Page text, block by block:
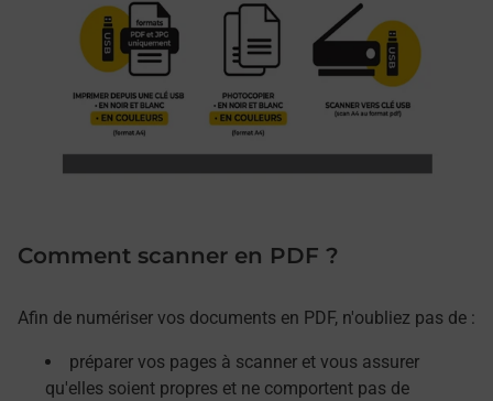
Comment scanner en PDF ?
Afin de numériser vos documents en PDF, n'oubliez pas de :
préparer vos pages à scanner et vous assurer
qu'elles soient propres et ne comportent pas de